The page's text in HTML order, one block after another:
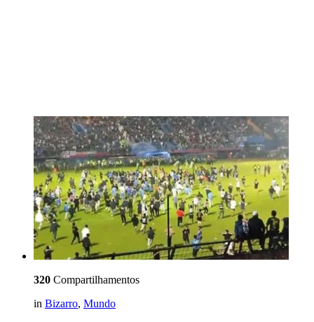
320 Compartilhamentos
in Bizarro, Mundo